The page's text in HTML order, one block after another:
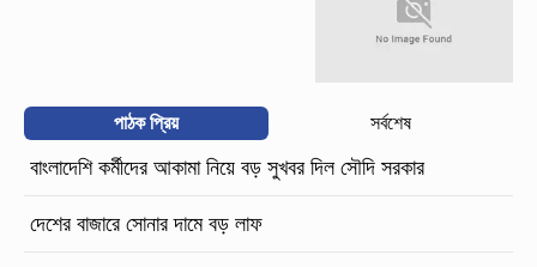
পাঠক প্রিয় সর্বশেষ
বাংলাদেশি কর্মীদের আকামা নিয়ে বড় সুখবর দিল সৌদি সরকার
দেশের বাজারে সোনার দামে বড় লাফ